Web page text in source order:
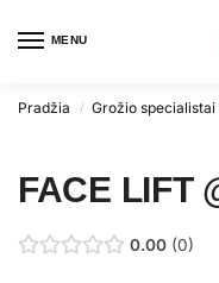
MENU
Pradžia / Grožio specialistai
FACE LIFT
0.00 0